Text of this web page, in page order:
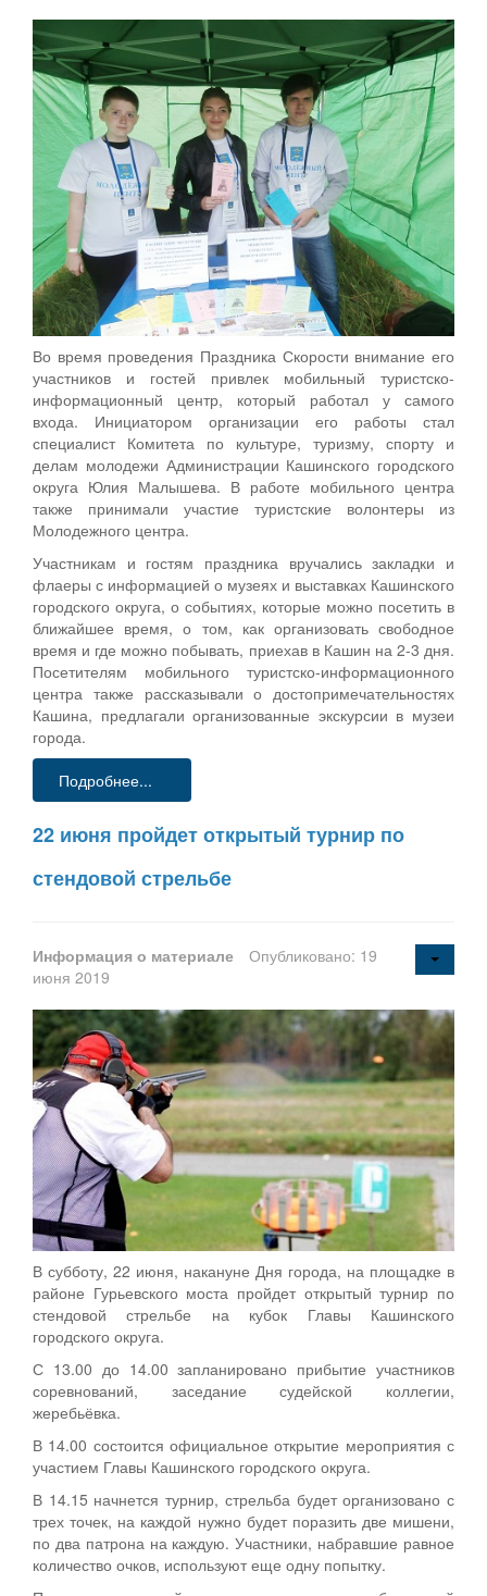
Во время проведения Праздника Скорости внимание его
участников и гостей привлек мобильный туристско-
информационный центр, который работал у самого
входа. Инициатором организации его работы стал
специалист Комитета по культуре, туризму, спорту и
делам молодежи Администрации Кашинского городского
округа Юлия Малышева. В работе мобильного центра
также принимали участие туристские волонтеры из
Молодежного центра.
Участникам и гостям праздника вручались закладки и
флаеры с информацией о музеях и выставках Кашинского
городского округа, о событиях, которые можно посетить в
ближайшее время, о том, как организовать свободное
время и где можно побывать, приехав в Кашин на 2-3 дня.
Посетителям мобильного туристско-информационного
центра также рассказывали о достопримечательностях
Кашина, предлагали организованные экскурсии в музеи
города.
Подробнее...
22 июня пройдет открытый турнир по
стендовой стрельбе
Информация о материале
Опубликовано: 19
июня 2019
В субботу, 22 июня, накануне Дня города, на площадке в
районе Гурьевского моста пройдет открытый турнир по
стендовой стрельбе на кубок Главы Кашинского
городского округа.
С 13.00 до 14.00 запланировано прибытие участников
соревнований, заседание судейской коллегии,
жеребьёвка.
В 14.00 состоится официальное открытие мероприятия с
участием Главы Кашинского городского округа.
В 14.15 начнется турнир, стрельба будет организовано с
трех точек, на каждой нужно будет поразить две мишени,
по два патрона на каждую. Участники, набравшие равное
количество очков, используют еще одну попытку.